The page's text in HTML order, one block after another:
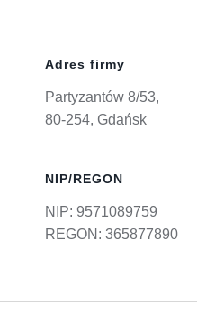
Adres firmy
Partyzantów 8/53,
80-254, Gdańsk
NIP/REGON
NIP: 9571089759
REGON: 365877890